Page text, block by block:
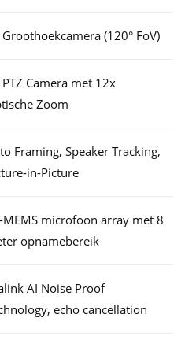
(120° FoV)
Camera met 12x
Zoom
Framing, Speaker Tracking,
in-Picture
MEMS microfoon array met 8
opnamebereik
AI Noise Proof
echo cancellation